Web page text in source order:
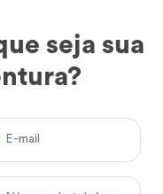
seja sua